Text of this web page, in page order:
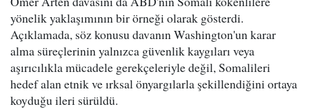
yönelik yaklaşımının bir örneği olarak gösterdi.
Açıklamada, söz konusu davanın Washington'un karar
alma süreçlerinin yalnızca güvenlik kaygıları veya
aşırıcılıkla mücadele gerekçeleriyle değil, Somalileri
hedef alan etnik ve ırksal önyargılarla şekillendiğini ortaya
koyduğu ileri sürüldü.